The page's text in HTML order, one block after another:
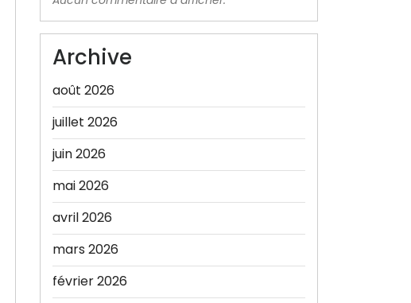
Archive
août 2026
juillet 2026
juin 2026
mai 2026
avril 2026
mars 2026
février 2026